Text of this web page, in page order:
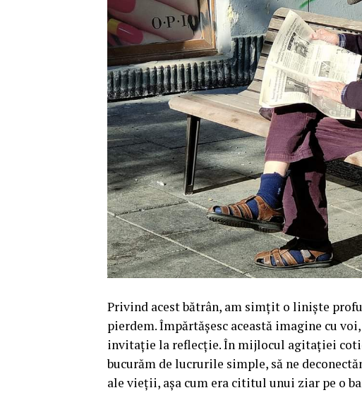
Privind acest bătrân, am simțit o liniște
pierdem. Împărtășesc această imagine cu
invitație la reflecție. În mijlocul agitației
bucurăm de lucrurile simple, să ne
ale vieții, așa cum era cititul unui ziar pe o